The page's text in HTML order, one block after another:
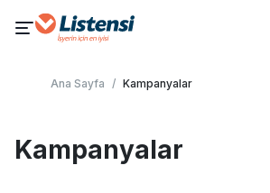
Ana Sayfa / Kampanyalar
Kampanyalar